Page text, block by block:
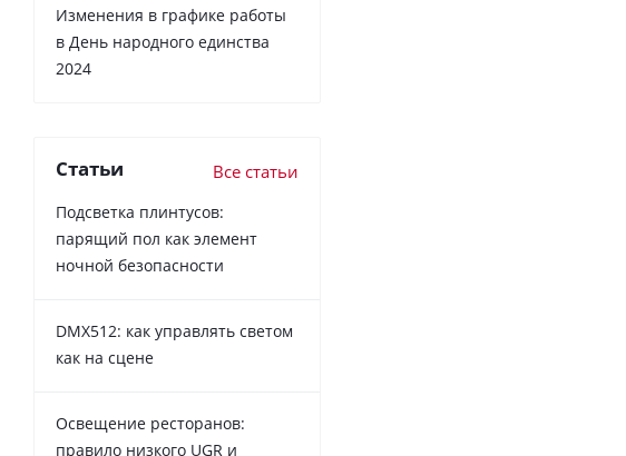
Изменения в графике работы
в День народного единства
2024
Статьи Все статьи
Подсветка плинтусов:
парящий пол как элемент
ночной безопасности
DMX512: как управлять светом
как на сцене
Освещение ресторанов:
правило низкого UGR и